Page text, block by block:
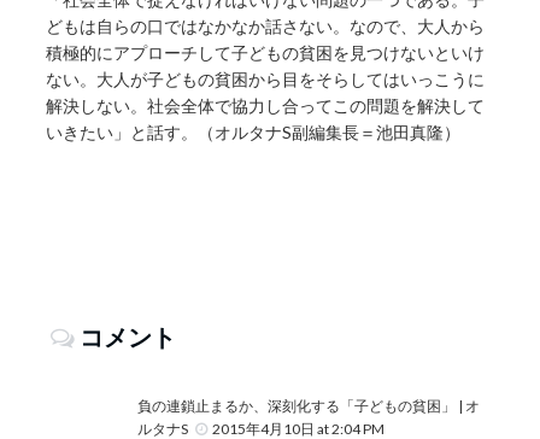
どもは自らの口ではなかなか話さない。なので、大人から
積極的にアプローチして子どもの貧困を見つけないといけ
ない。大人が子どもの貧困から目をそらしてはいっこうに
解決しない。社会全体で協力し合ってこの問題を解決して
いきたい」と話す。（オルタナS副編集長＝池田真隆）
コメント
負の連鎖止まるか、深刻化する「子どもの貧困」 | オ
ルタナS
2015年4月10日 at 2:04 PM